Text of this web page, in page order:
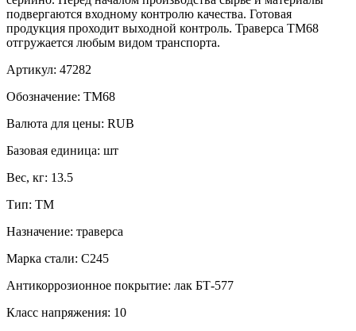
подвергаются входному контролю качества. Готовая
продукция проходит выходной контроль. Траверса ТМ68
отгружается любым видом транспорта.
Артикул: 47282
Обозначение: ТМ68
Валюта для цены: RUB
Базовая единица: шт
Вес, кг: 13.5
Тип: ТМ
Назначение: траверса
Марка стали: С245
Антикоррозионное покрытие: лак БТ-577
Класс напряжения: 10